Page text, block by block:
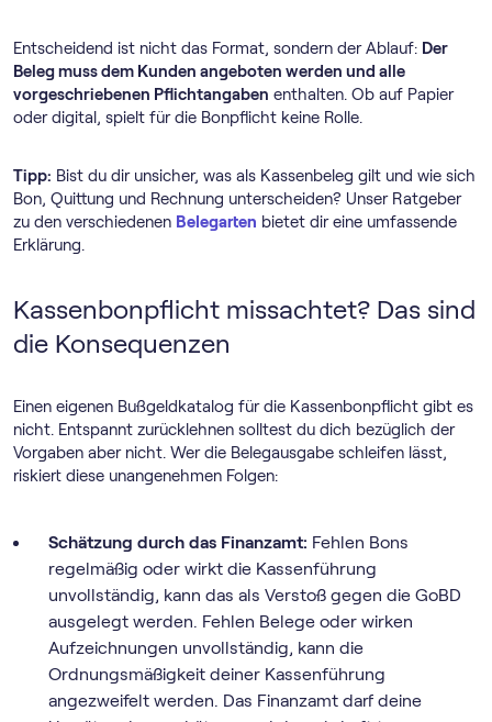
Entscheidend ist nicht das Format, sondern der Ablauf: Der
Beleg muss dem Kunden angeboten werden und alle
vorgeschriebenen Pflichtangaben enthalten. Ob auf Papier
oder digital, spielt für die Bonpflicht keine Rolle.
Tipp: Bist du dir unsicher, was als Kassenbeleg gilt und wie sich
Bon, Quittung und Rechnung unterscheiden? Unser Ratgeber
zu den verschiedenen Belegarten bietet dir eine umfassende
Erklärung.
Kassenbonpflicht missachtet? Das sind
die Konsequenzen
Einen eigenen Bußgeldkatalog für die Kassenbonpflicht gibt es
nicht. Entspannt zurücklehnen solltest du dich bezüglich der
Vorgaben aber nicht. Wer die Belegausgabe schleifen lässt,
riskiert diese unangenehmen Folgen:
Schätzung durch das Finanzamt: Fehlen Bons
regelmäßig oder wirkt die Kassenführung
unvollständig, kann das als Verstoß gegen die GoBD
ausgelegt werden. Fehlen Belege oder wirken
Aufzeichnungen unvollständig, kann die
Ordnungsmäßigkeit deiner Kassenführung
angezweifelt werden. Das Finanzamt darf deine